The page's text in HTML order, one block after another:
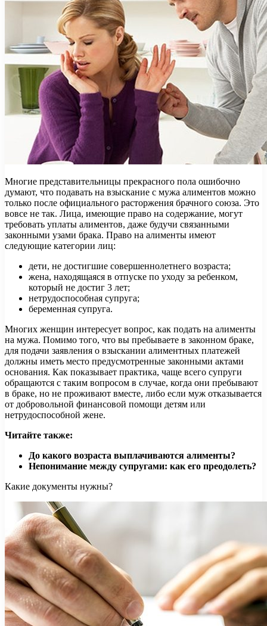
Многие представительницы прекрасного пола ошибочно
думают, что подавать на взыскание с мужа алиментов можно
только после официального расторжения брачного союза. Это
вовсе не так. Лица, имеющие право на содержание, могут
требовать уплаты алиментов, даже будучи связанными
законными узами брака. Право на алименты имеют
следующие категории лиц:
дети, не достигшие совершеннолетнего возраста;
жена, находящаяся в отпуске по уходу за ребенком,
который не достиг 3 лет;
нетрудоспособная супруга;
беременная супруга.
Многих женщин интересует вопрос, как подать на алименты
на мужа. Помимо того, что вы пребываете в законном браке,
для подачи заявления о взыскании алиментных платежей
должны иметь место предусмотренные законными актами
основания. Как показывает практика, чаще всего супруги
обращаются с таким вопросом в случае, когда они пребывают
в браке, но не проживают вместе, либо если муж отказывается
от добровольной финансовой помощи детям или
нетрудоспособной жене.
Читайте также:
До какого возраста выплачиваются алименты?
Непонимание между супругами: как его преодолеть?
Какие документы нужны?